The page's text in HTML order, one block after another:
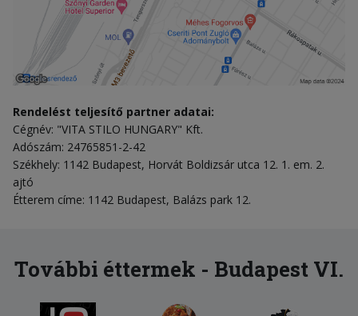
Rendelést teljesítő partner adatai:
Cégnév: "VITA STILO HUNGARY" Kft.
Adószám: 24765851-2-42
Székhely: 1142 Budapest, Horvát Boldizsár utca 12. 1. em. 2.
ajtó
Étterem címe: 1142 Budapest, Balázs park 12.
További éttermek - Budapest VI.